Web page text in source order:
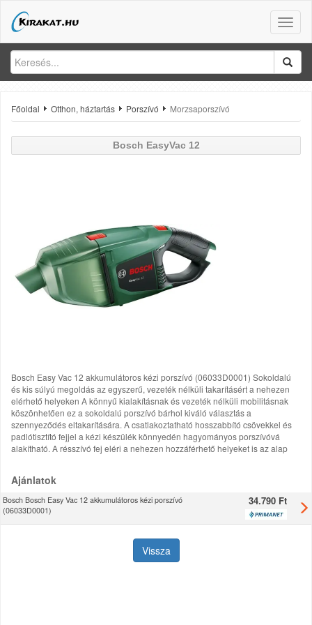
Toggle
Főoldal Otthon, háztartás Porszívó Morzsaporszívó
Bosch EasyVac 12
Bosch Easy Vac 12 akkumulátoros kézi porszívó (06033D0001) Sokoldalú
és kis súlyú megoldás az egyszerű, vezeték nélküli takarításért a nehezen
elérhető helyeken A könnyű kialakításnak és vezeték nélküli mobilitásnak
köszönhetően ez a sokoldalú porszívó bárhol kiváló választás a
szennyeződés eltakarítására. A csatlakoztatható hosszabbító csövekkel és
padlótisztító fejjel a kézi készülék könnyedén hagyományos porszívóvá
alakítható. A résszívó fej eléri a nehezen hozzáférhető helyeket is az alap
Ajánlatok
Bosch Bosch Easy Vac 12 akkumulátoros kézi porszívó
(06033D0001)
34.790 Ft
Vissza